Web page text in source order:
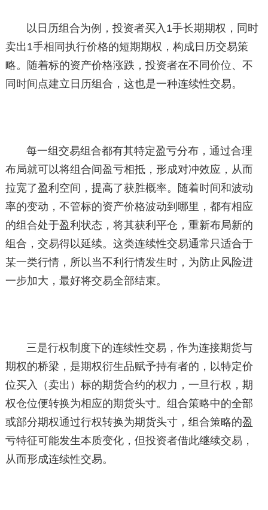
以日历组合为例，投资者买入1手长期期权，同时
卖出1手相同执行价格的短期期权，构成日历交易策
略。随着标的资产价格涨跌，投资者在不同价位、不
同时间点建立日历组合，这也是一种连续性交易。
每一组交易组合都有其特定盈亏分布，通过合理
布局就可以将组合间盈亏相抵，形成对冲效应，从而
拉宽了盈利空间，提高了获胜概率。随着时间和波动
率的变动，不管标的资产价格波动到哪里，都有相应
的组合处于盈利状态，将其获利平仓，重新布局新的
组合，交易得以延续。这类连续性交易通常只适合于
某一类行情，所以当不利行情发生时，为防止风险进
一步加大，最好将交易全部结束。
三是行权制度下的连续性交易，作为连接期货与
期权的桥梁，是期权衍生品赋予持有者的，以特定价
位买入（卖出）标的期货合约的权力，一旦行权，期
权仓位便转换为相应的期货头寸。组合策略中的全部
或部分期权通过行权转换为期货头寸，组合策略的盈
亏特征可能发生本质变化，但投资者借此继续交易，
从而形成连续性交易。